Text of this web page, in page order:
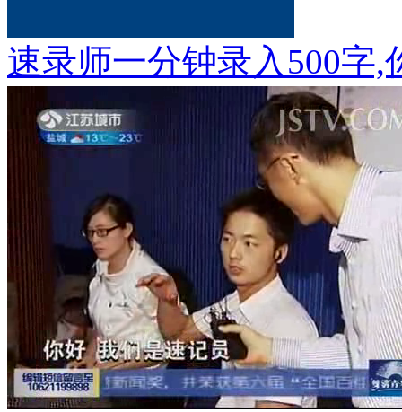
速录师一分钟录入500字,